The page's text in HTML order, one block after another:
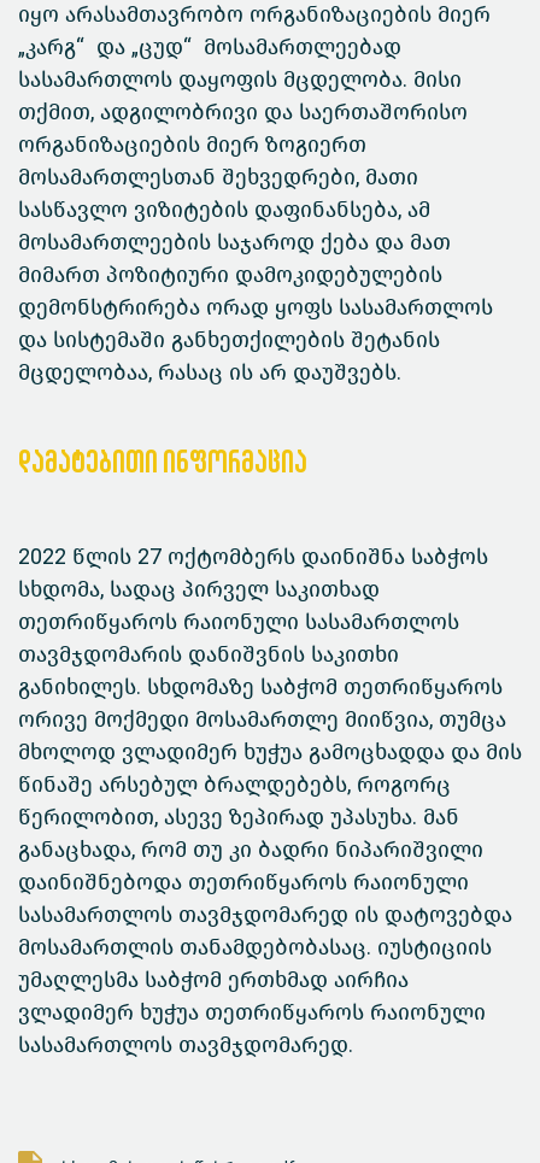
იყო არასამთავრობო ორგანიზაციების მიერ
„კარგ“ და „ცუდ“ მოსამართლეებად
სასამართლოს დაყოფის მცდელობა. მისი
თქმით, ადგილობრივი და საერთაშორისო
ორგანიზაციების მიერ ზოგიერთ
მოსამართლესთან შეხვედრები, მათი
სასწავლო ვიზიტების დაფინანსება, ამ
მოსამართლეების საჯაროდ ქება და მათ
მიმართ პოზიტიური დამოკიდებულების
დემონსტრირება ორად ყოფს სასამართლოს
და სისტემაში განხეთქილების შეტანის
მცდელობაა, რასაც ის არ დაუშვებს.
დამატებითი ინფორმაცია
2022 წლის 27 ოქტომბერს დაინიშნა საბჭოს
სხდომა, სადაც პირველ საკითხად
თეთრიწყაროს რაიონული სასამართლოს
თავმჯდომარის დანიშვნის საკითხი
განიხილეს. სხდომაზე საბჭომ თეთრიწყაროს
ორივე მოქმედი მოსამართლე მიიწვია, თუმცა
მხოლოდ ვლადიმერ ხუჭუა გამოცხადდა და მის
წინაშე არსებულ ბრალდებებს, როგორც
წერილობით, ასევე ზეპირად უპასუხა. მან
განაცხადა, რომ თუ კი ბადრი ნიპარიშვილი
დაინიშნებოდა თეთრიწყაროს რაიონული
სასამართლოს თავმჯდომარედ ის დატოვებდა
მოსამართლის თანამდებობასაც. იუსტიციის
უმაღლესმა საბჭომ ერთხმად აირჩია
ვლადიმერ ხუჭუა თეთრიწყაროს რაიონული
სასამართლოს თავმჯდომარედ.